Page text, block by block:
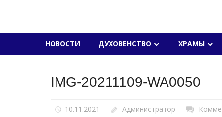
НОВОСТИ ДУХОВЕНСТВО ХРАМЫ
IMG-20211109-WA0050
10.11.2021 Администратор